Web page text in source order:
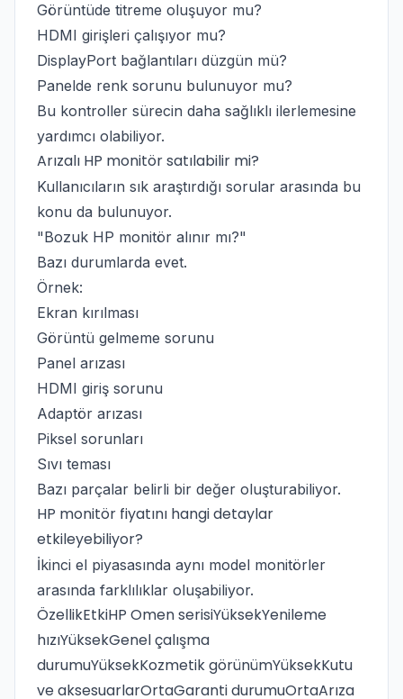
Görüntüde titreme oluşuyor mu?
HDMI girişleri çalışıyor mu?
DisplayPort bağlantıları düzgün mü?
Panelde renk sorunu bulunuyor mu?
Bu kontroller sürecin daha sağlıklı ilerlemesine
yardımcı olabiliyor.
Arızalı HP monitör satılabilir mi?
Kullanıcıların sık araştırdığı sorular arasında bu
konu da bulunuyor.
"Bozuk HP monitör alınır mı?"
Bazı durumlarda evet.
Örnek:
Ekran kırılması
Görüntü gelmeme sorunu
Panel arızası
HDMI giriş sorunu
Adaptör arızası
Piksel sorunları
Sıvı teması
Bazı parçalar belirli bir değer oluşturabiliyor.
HP monitör fiyatını hangi detaylar
etkileyebiliyor?
İkinci el piyasasında aynı model monitörler
arasında farklılıklar oluşabiliyor.
ÖzellikEtkiHP Omen serisiYüksekYenileme
hızıYüksekGenel çalışma
durumuYüksekKozmetik görünümYüksekKutu
ve aksesuarlarOrtaGaranti durumuOrtaArıza